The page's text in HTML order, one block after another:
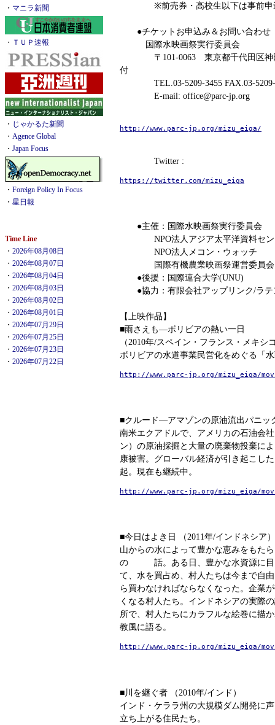
・ マニラ新聞
・ ＴＵＰ速報
・ じゃかるた新聞
・ Agence Global
・ Japan Focus
・ Foreign Policy In Focus
・ 星日報
Time Line
・ 2026年08月08日
・ 2026年08月07日
・ 2026年08月04日
・ 2026年08月03日
・ 2026年08月02日
・ 2026年08月01日
・ 2026年07月29日
・ 2026年07月25日
・ 2026年07月23日
・ 2026年07月22日
※前売券・高校生以下は事前申込
●チケットお申込み＆お問い合わせ
国際水映画祭実行委員会
〒101-0063 東京都千代田区神田
付
TEL.03-5209-3455 FAX.03-5209-
E-mail: office@parc-jp.org
http://www.parc-jp.org/mizu_eiga/
Twitter :
https://twitter.com/mizu_eiga
●主催：国際水映画祭実行委員会
NPO法人アジア太平洋資料セン
NPO法人メコン・ウォッチ
国際有機農業映画祭運営委員会
●後援：国際連合大学(UNU)
●協力：有限会社アップリンク/ラテ
【上映作品】
■雨さえも―ボリビアの熱い一日
（2010年/スペイン・フランス・メキシ
ボリビアの水道事業民営化をめぐる「
http://www.parc-jp.org/mizu_eiga/
■クルード―アマゾンの原油流出パニ
南米エクアドルで、アメリカの石油会
ン）の原油採掘と大量の廃棄物投棄に
康被害。グローバル経済が引き起こし
起。現在も継続中。
http://www.parc-jp.org/mizu_eiga/
■今日はよき日 （2011年/インドネシア）
山からの水によって豊かな恵みをもた
の 話。ある日、豊かな水資源に目
て、水を買占め、村人たちは今まで自
ら買わなければならなくなった。企業
くなる村人たち。インドネシアの実際
所で、村人たちにカラフルな絵巻に描
教風に語る。
http://www.parc-jp.org/mizu_eiga/
■川を継ぐ者 （2010年/インド）
インド・ケララ州の大規模ダム開発に
立ち上がる住民たち。